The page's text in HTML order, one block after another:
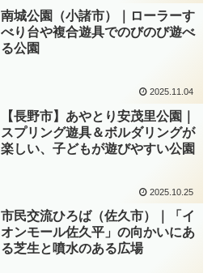
南城公園（小諸市）｜ローラーす
べり台や複合遊具でのびのび遊べ
る公園
2025.11.04
【長野市】あやとり安茂里公園｜
スプリング遊具＆ボルダリングが
楽しい、子どもが遊びやすい公園
2025.10.25
市民交流ひろば（佐久市）｜「イ
オンモール佐久平」の向かいにあ
る芝生と噴水のある広場